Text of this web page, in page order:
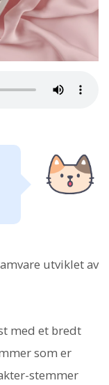
utviklet av
med et bredt
som er
stemmer